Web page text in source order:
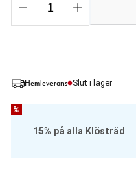
Hemleverans Slut i lager
%
15% på alla Klösträd